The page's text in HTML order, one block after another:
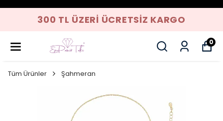
300 TL ÜZERI ÜCRETSIZ KARGO
0
Tüm Ürünler Şahmeran